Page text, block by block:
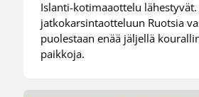
Islanti-kotimaaottelu
jatkokarsintaotteluun Ruotsia
puolestaan enää jäljellä
paikkoja.